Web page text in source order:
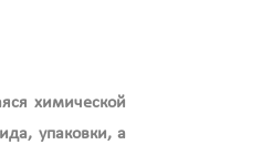
химической
упаковки, а